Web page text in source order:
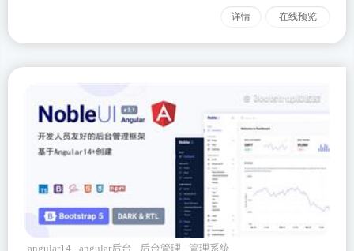
详情 在线预览
angular14 angular后台 后台管理 管理系统